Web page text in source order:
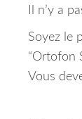
Il n’y a
Soyez le
“Ortofon
Vous